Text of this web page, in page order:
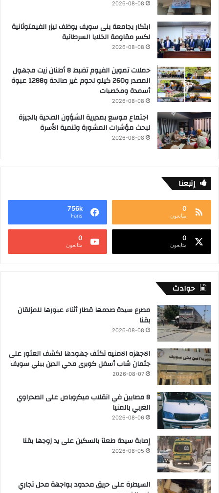
2026-08-08
ابتكار بجامعة بنى سويف يوظف ليزر الفيمتوثانية
لكسر مقاومة الخلايا السرطانية
2026-08-08
حملات تموين الفيوم تضبط 8 أطنان زيت مجهول
المصدر و260 كيلو لحوم غير صالحة و1288 عبوة
أسمدة ومخصبات
2026-08-08
اجتماع موسع بمديرية الشؤون الصحية بالجيزة
لبحث مؤشرات المشورة وتنمية الأسرة
2026-08-08
إتبعنا
0
متابعون
756k
Fans
0
متابعون
0
متابعون
حوادث
مصرع سيدة صدمها قطار أثناء عبورها للمزلقان
بقنا
2026-08-08
الاجهزه الامنيه تكثف جهودها لكشف العثور على
جثمان شاب أسفل كوبرى محي الدين ببني سويف
2026-08-07
8 مصابين في انقلاب ميكروباص على الصحراوي
الغربي بالمنيا
2026-08-06
إصابة سيدة طعنآ بالسكين على يد زوجها بقنا
2026-08-05
السيطرة على حريق محدود بواجهة محل تجاري